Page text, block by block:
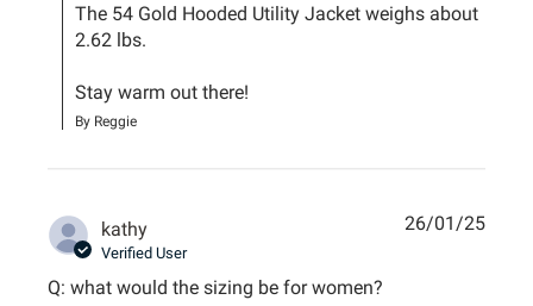
The 54 Gold Hooded Utility Jacket weighs about
2.62 lbs.
Stay warm out there!
By Reggie
kathy
Verified User
Q: what would the sizing be for women?
26/01/25